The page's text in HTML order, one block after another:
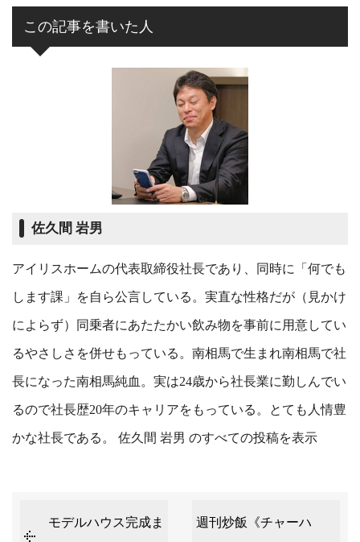
この記事を書いた人
佐久間 岩男
アイリスホームの代表取締役社長であり、同時に「何でも
します課」を自ら公言している。実直な性格だが（見かけ
によらず）同乗者にあたたかい飲み物を事前に用意してい
るやさしさを併せもっている。南相馬で生まれ南相馬で社
長になった南相馬純血。実は24歳から社長業に勤しんでい
るので社長歴20年のキャリアをもっている。とても人情豊
かな社長である。 佐久間 岩男 のすべての投稿を表示
モデルハウス完成ま 週刊炒飯《チャーハ